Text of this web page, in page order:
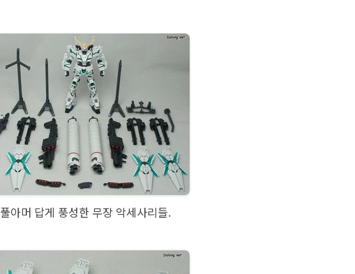
풀아머 답게 풍성한 무장 악세사리들.